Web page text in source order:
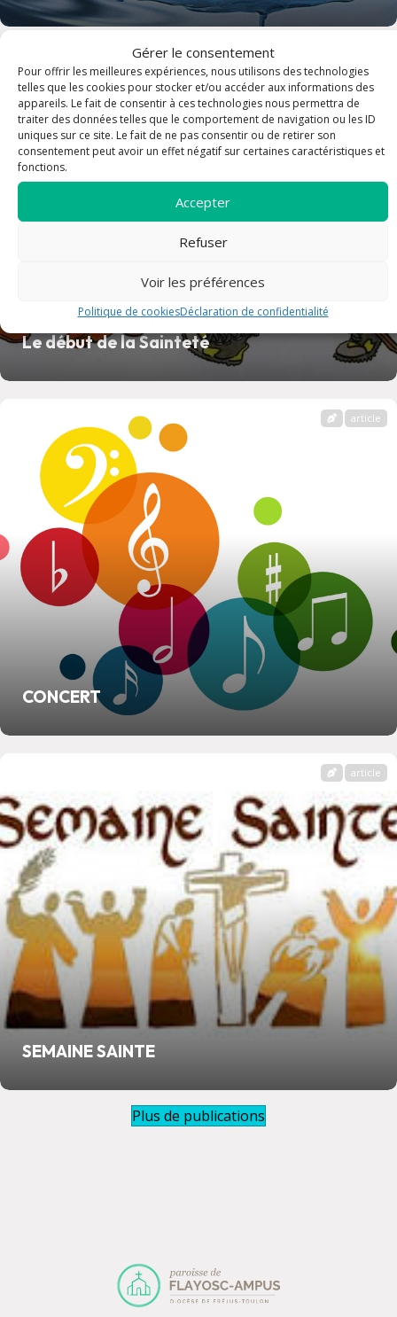
Gérer le consentement
Pour offrir les meilleures expériences, nous utilisons des technologies
telles que les cookies pour stocker et/ou accéder aux informations des
appareils. Le fait de consentir à ces technologies nous permettra de
traiter des données telles que le comportement de navigation ou les ID
uniques sur ce site. Le fait de ne pas consentir ou de retirer son
consentement peut avoir un effet négatif sur certaines caractéristiques et
fonctions.
Accepter
Refuser
Voir les préférences
Politique de cookiesDéclaration de confidentialité
Le début de la Sainteté
CONCERT
article
SEMAINE SAINTE
article
Plus de publications